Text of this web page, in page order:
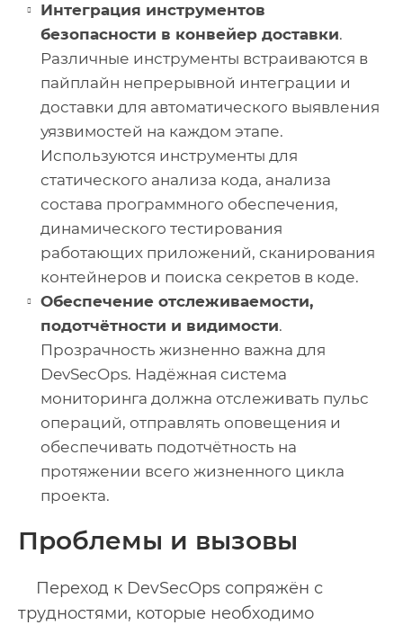
Интеграция инструментов
безопасности в конвейер доставки.
Различные инструменты встраиваются в
пайплайн непрерывной интеграции и
доставки для автоматического выявления
уязвимостей на каждом этапе.
Используются инструменты для
статического анализа кода, анализа
состава программного обеспечения,
динамического тестирования
работающих приложений, сканирования
контейнеров и поиска секретов в коде.
Обеспечение отслеживаемости,
подотчётности и видимости.
Прозрачность жизненно важна для
DevSecOps. Надёжная система
мониторинга должна отслеживать пульс
операций, отправлять оповещения и
обеспечивать подотчётность на
протяжении всего жизненного цикла
проекта.
Проблемы и вызовы
Переход к DevSecOps сопряжён с
трудностями, которые необходимо